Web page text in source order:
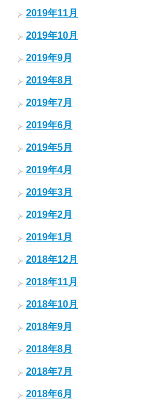
2019年11月
2019年10月
2019年9月
2019年8月
2019年7月
2019年6月
2019年5月
2019年4月
2019年3月
2019年2月
2019年1月
2018年12月
2018年11月
2018年10月
2018年9月
2018年8月
2018年7月
2018年6月